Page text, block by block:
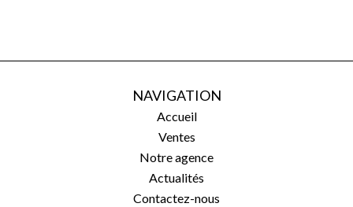
NAVIGATION
Accueil
Ventes
Notre agence
Actualités
Contactez-nous